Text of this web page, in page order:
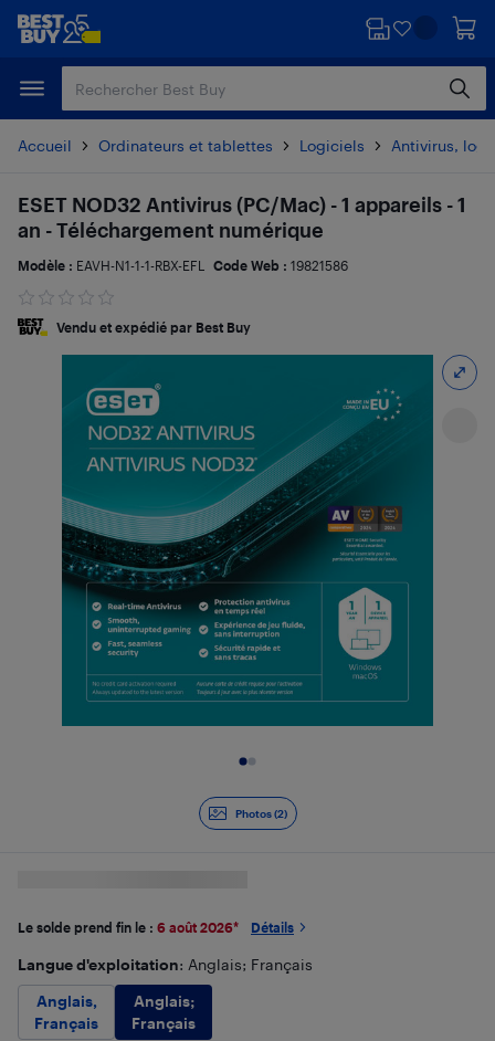
Passer
principal
Passer
Accueil Ordinateurs et tablettes Logiciels Antivirus,
Photos (2)
ESET NOD32 Antivirus (PC/Mac) - 1 appareils - 1
an - Téléchargement numérique
Modèle : EAVH-N1-1-1-RBX-EFL Code Web : 19821586
Vendu et expédié par Best Buy
Le solde prend fin le : 6 août 2026* Détails
Langue d'exploitation: Anglais; Français
Anglais,
Français
Anglais;
Français